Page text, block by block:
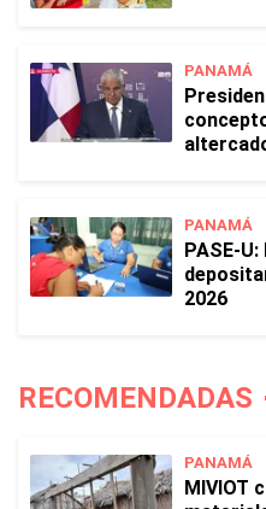
PANAMÁ
PANAMÁ
PASE-
2026
RECOMENDADAS
PANAMÁ
MIVIOT